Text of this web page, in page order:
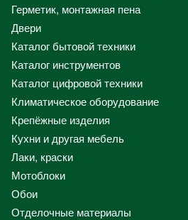
Герметик, монтажная пена
Двери
Каталог бытовой техники
Каталог инструментов
Каталог цифровой техники
Климатическое оборудование
Крепёжные изделия
Кухни и другая мебель
Лаки, краски
Мотоблоки
Обои
Отделочные материалы